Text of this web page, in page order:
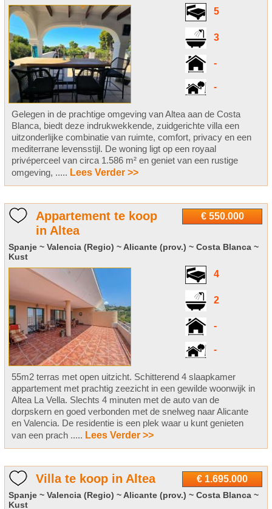
5
3
-
-
Gelegen in de prachtige omgeving van Altea aan de Costa
Blanca, biedt deze indrukwekkende, zuidgerichte villa een
uitzonderlijke combinatie van ruimte, comfort, privacy en een
mediterrane levensstijl. De woning ligt op een royaal
privéperceel van circa 1.586 m² en geniet van een rustige
omgeving, ..... Lees Verder >>
€ 550.000
Appartement te koop
in Altea
Spanje ~ Valencia (Regio) ~ Alicante (prov.) ~ Costa Blanca ~
Kust
4
2
-
-
55m2 terras met open uitzicht. Schitterend 4 slaapkamer
appartement met prachtig zeezicht in een gewilde woonwijk in
Altea La Vella. Slechts 4 minuten met de auto van de
dorpskern en goed verbonden met de snelweg naar Alicante
en Valencia. De residentie is een plek waar u kunt genieten
van een prach ..... Lees Verder >>
€ 1.695.000
Villa te koop in Altea
Spanje ~ Valencia (Regio) ~ Alicante (prov.) ~ Costa Blanca ~
Kust